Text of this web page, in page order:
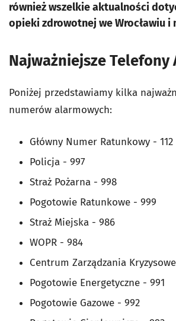
również wszelkie aktualności
opieki zdrowotnej we Wrocławiu i
Najważniejsze Telefony
Poniżej przedstawiamy kilka
numerów alarmowych:
Główny Numer Ratunkowy - 112
Policja - 997
Straż Pożarna - 998
Pogotowie Ratunkowe - 999
Straż Miejska - 986
WOPR - 984
Centrum Zarządzania
Pogotowie Energetyczne - 991
Pogotowie Gazowe - 992